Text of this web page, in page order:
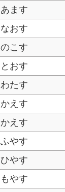
あます
なおす
のこす
とおす
わたす
かえす
かえす
ふやす
ひやす
もやす